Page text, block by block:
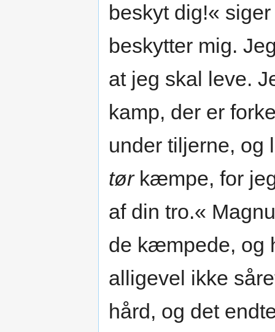
beskyt dig!«
beskytter mig.
at jeg skal leve.
kamp, der er
under tiljerne, og
tørkæmpe, for
af din tro.«
de kæmpede, og
alligevel ikke
hård, og det